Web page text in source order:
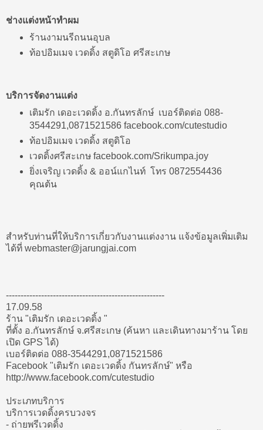
ช่างแต่งหน้าทำผม
ร้านงามนรีถนนอุบล
ท้อปอิมเมจ เวดดิ้ง สตูดิโอ ศรีสะเกษ
บริการจัดงานแต่ง
เติมรัก เดอะเวดดิ้ง อ.กันทรลักษ์ เบอร์ติดต่อ 088-
3544291,0871521586 facebook.com/cutestudio
ท้อปอิมเมจ เวดดิ้ง สตูดิโอ
เวดดิ้งศรีสะเกษ facebook.com/Srikumpa.joy
ยิ่งเจริญ เวดดิ้ง & ออน์แกไนท์ โทร 0872554436
คุณต้น
สำหรับท่านที่ให้บริการเกี่ยวกับงานแต่งงาน แจ้งข้อมูลเพิ่มเติม
ได้ที่ webmaster@jarungjai.com
------------------------------------------------------
17.09.58
ร้าน "เติมรัก เดอะเวดดิ้ง "
ที่ตั้ง อ.กันทรลักษ์ จ.ศรีสะเกษ (ค้นหา และเดินทางมาร้าน โดย
เปิด GPS ได้)
เบอร์ติดต่อ 088-3544291,0871521586
Facebook "เติมรัก เดอะเวดดิ้ง กันทรลักษ์" หรือ
http://www.facebook.com/cutestudio
ประเภทบริการ
บริการเวดดิ้งครบวงจร
- ถ่ายพรีเวดดิ้ง